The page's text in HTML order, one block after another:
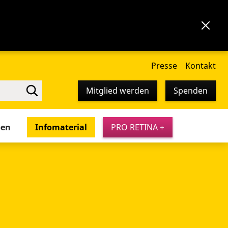
Presse Kontakt
Mitglied werden Spenden
Infomaterial PRO RETINA +